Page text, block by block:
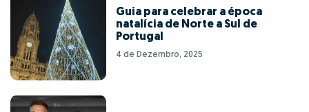
Guia para celebrar a época
natalícia de Norte a Sul de
Portugal
4 de Dezembro, 2025